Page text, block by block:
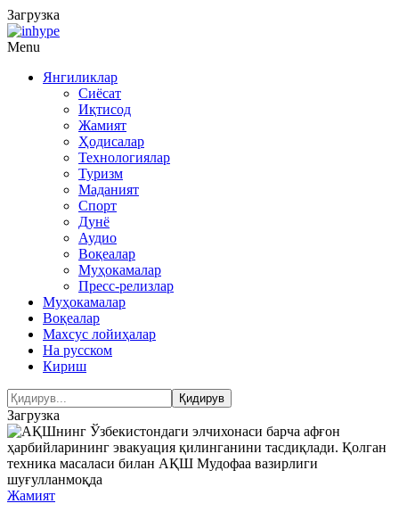
Загрузка
Menu
Янгиликлар
Сиёсат
Иқтисод
Жамият
Ҳодисалар
Технологиялар
Туризм
Маданият
Спорт
Дунё
Аудио
Воқеалар
Муҳокамалар
Пресс-релизлар
Муҳокамалар
Воқеалар
Махсус лойиҳалар
На русском
Кириш
Загрузка
Жамият